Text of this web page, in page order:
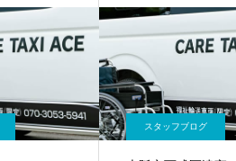
スタッフブログ